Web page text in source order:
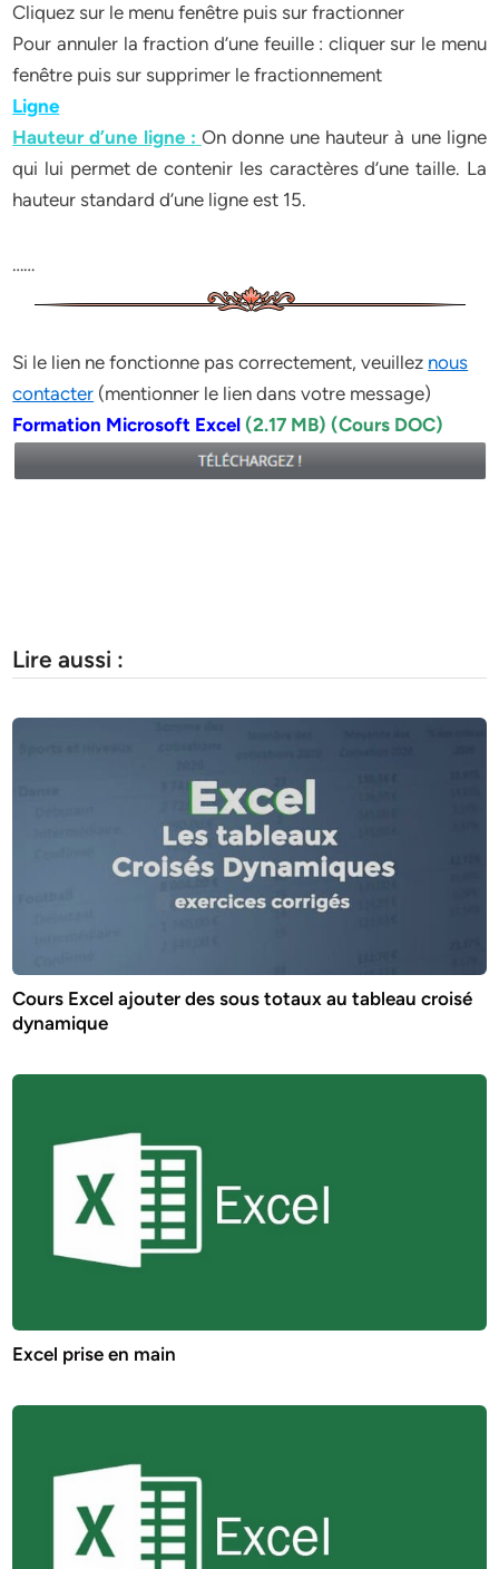
Cliquez sur le menu fenêtre puis sur fractionner
Pour annuler la fraction d’une feuille : cliquer sur le menu
fenêtre puis sur supprimer le fractionnement
Ligne
Hauteur d’une ligne : On donne une hauteur à une ligne
qui lui permet de contenir les caractères d’une taille. La
hauteur standard d’une ligne est 15.
……
Si le lien ne fonctionne pas correctement, veuillez nous
contacter (mentionner le lien dans votre message)
Formation Microsoft Excel(2.17 MB) (Cours DOC)
Lire aussi :
Cours Excel ajouter des sous totaux au tableau croisé
dynamique
Excel prise en main